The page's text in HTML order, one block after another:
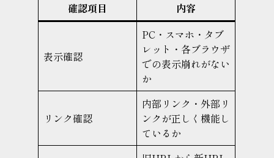
確認項目 内容
表示確認
PC・スマホ・タブ
レット・各ブラウザ
での表示崩れがない
か
リンク確認
内部リンク・外部リ
ンクが正しく機能し
ているか